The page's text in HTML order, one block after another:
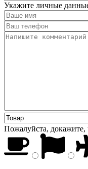
Укажите личные
Пожалуйста, докажите,